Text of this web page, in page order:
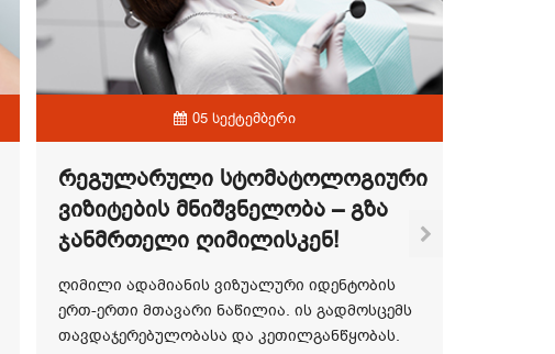
05 სექტემბერი
Რეგულარული Სტომატოლოგიური
Ვიზიტების Მნიშვნელობა – Გზა
Ჯანმრთელი Ღიმილისკენ!
ღიმილი ადამიანის ვიზუალური იდენტობის
ერთ-ერთი მთავარი ნაწილია. ის გადმოსცემს
თავდაჯერებულობასა და კეთილგანწყობას.